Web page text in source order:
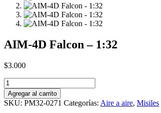
AIM-4D Falcon – 1:32
$3.000
AIM-
4D
Falcon
-
Agregar al carrito
SKU: PM32-0271 Categorías: Aire a aire, Misiles